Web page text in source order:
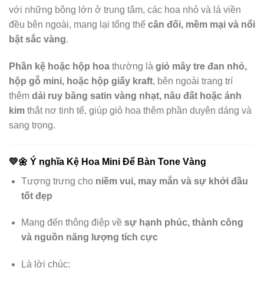
với những bông lớn ở trung tâm, các hoa nhỏ và lá viền
đều bên ngoài, mang lại tổng thể cân đối, mềm mại và nổi
bật sắc vàng.
Phần kệ hoặc hộp hoa thường là giỏ mây tre đan nhỏ,
hộp gỗ mini, hoặc hộp giấy kraft, bên ngoài trang trí
thêm dải ruy băng satin vàng nhạt, nâu đất hoặc ánh
kim thắt nơ tinh tế, giúp giỏ hoa thêm phần duyên dáng và
sang trọng.
💛🌼 Ý nghĩa Kệ Hoa Mini Để Bàn Tone Vàng
Tượng trưng cho niềm vui, may mắn và sự khởi đầu
tốt đẹp
Mang đến thông điệp về sự hạnh phúc, thành công
và nguồn năng lượng tích cực
Là lời chúc: